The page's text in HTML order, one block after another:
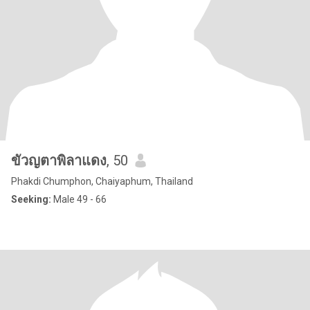
ขัวญตาพิลาแดง, 50
Phakdi Chumphon, Chaiyaphum, Thailand
Seeking: Male 49 - 66